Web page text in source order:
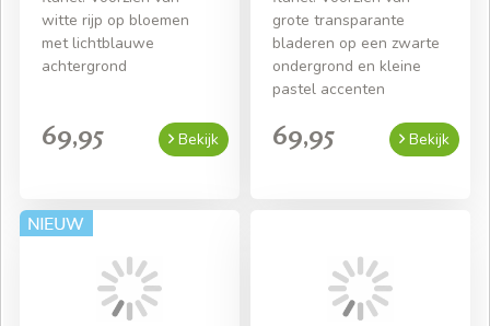
witte rijp op bloemen
met lichtblauwe
achtergrond
69,95 Bekijk
grote transparante
bladeren op een zwarte
ondergrond en kleine
pastel accenten
69,95 Bekijk